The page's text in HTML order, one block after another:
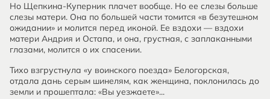
Но Щепкина-Куперник плачет вообще. Но ее слезы больше
слезы матери. Она по большей части томится «в безутешном
ожидании» и молится перед иконой. Ее вздохи — вздохи
матери Андрия и Остапа, и она, грустная, с заплаканными
глазами, молится о их спасении.
Тихо взгрустнула «у воинского поезда» Белогорская,
отдала дань серым шинелям, как женщина, поклонилась до
земли и прошептала: «Вы уезжаете»...